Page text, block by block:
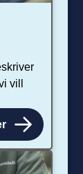
vill